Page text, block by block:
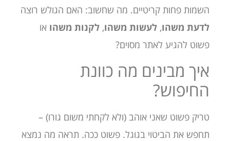
השמות פחות קריטיים. מה שחשוב: האם הגולש רוצה
לדעת משהו, לעשות משהו, לקנות משהו או
פשוט להגיע לאתר מסוים?
איך מבינים מה כוונת
החיפוש?
טריק פשוט שאני אוהב (ולא לקחתי משום גורו) –
תחפש את הביטוי בגוגל. פשוט ככה. תראה מה נמצא